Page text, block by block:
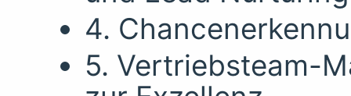
4.
5. Vertriebsteam-